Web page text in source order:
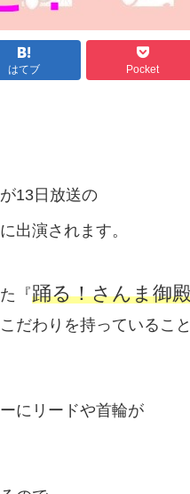
はてブ Pocket
が13日放送の
出演されます。
『踊る！さんま御
だわりを持っているこ
にリードや首輪が